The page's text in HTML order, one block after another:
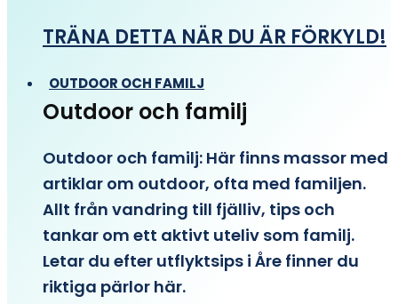
TRÄNA DETTA NÄR DU ÄR FÖRKYLD!
OUTDOOR OCH FAMILJ
Outdoor och familj
Outdoor och familj: Här finns massor med
artiklar om outdoor, ofta med familjen.
Allt från vandring till fjälliv, tips och
tankar om ett aktivt uteliv som familj.
Letar du efter utflyktsips i Åre finner du
riktiga pärlor här.